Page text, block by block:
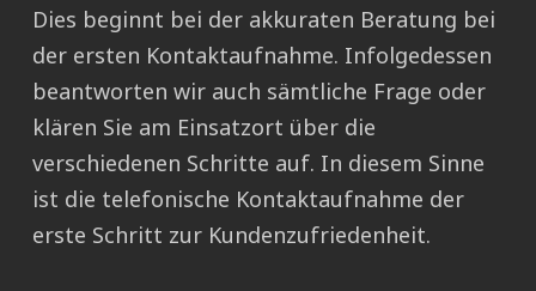
Dies beginnt bei der akkuraten Beratung bei
der ersten Kontaktaufnahme. Infolgedessen
beantworten wir auch sämtliche Frage oder
klären Sie am Einsatzort über die
verschiedenen Schritte auf. In diesem Sinne
ist die telefonische Kontaktaufnahme der
erste Schritt zur Kundenzufriedenheit.